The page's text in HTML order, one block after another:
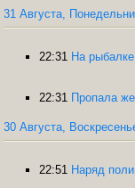
31 Августа,
22:31 На рыбалке
22:31 Пропала
30 Августа,
22:51 Наряд